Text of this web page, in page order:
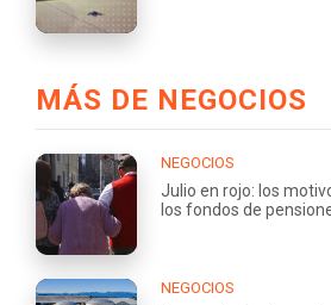
MÁS DE NEGOCIOS
NEGOCIOS
Julio en rojo: los
los fondos de
NEGOCIOS